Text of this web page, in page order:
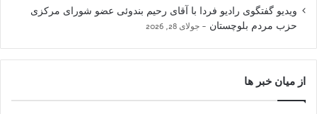
ویدیو گفتگوی رادیو فردا با آقای رحیم بندوئی عضو شورای مرکزی
حزب مردم بلوچستان
جولای 28, 2026
از میان خبر ها